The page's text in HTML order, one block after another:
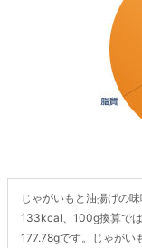
じゃがいもと油揚げの
133kcal、100g換算で
177.78gです。じゃがい